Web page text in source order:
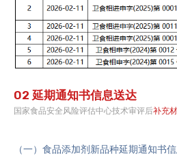
02 延期通知书信息送达
国家食品安全风险评估中心技术审评后补充
（一）食品添加剂新品种延期通知书